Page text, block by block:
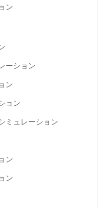
ン
ーション
ン
ョン
ミュレーション
ン
ン